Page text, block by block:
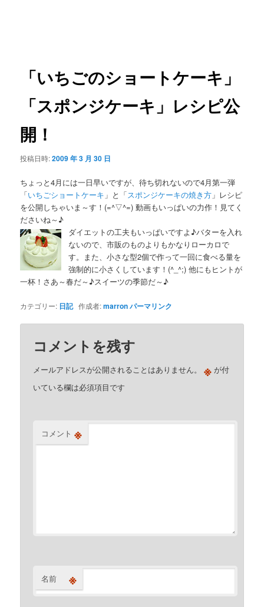
「いちごのショートケーキ」
「スポンジケーキ」レシピ公
開！
投稿日時:2009 年 3 月 30 日
ちょっと4月には一日早いですが、待ち切れないので4月第一弾
「いちごショートケーキ 」と「スポンジケーキの焼き方 」レシピ
を公開しちゃいま～す！(=^▽^=) 動画もいっぱいの力作！見てく
ださいね～♪
ダイエットの工夫もいっぱいですよ♪バターを入れ
ないので、市販のものよりもかなりローカロで
す。また、小さな型2個で作って一回に食べる量を
強制的に小さくしています！(^_^;) 他にもヒントが
一杯！さあ～春だ～♪スイーツの季節だ～♪
カテゴリー: 日記作成者:marronパーマリンク
コメントを残す
メールアドレスが公開されることはありません。 ※ が付
いている欄は必須項目です
コメント ※
名前 ※